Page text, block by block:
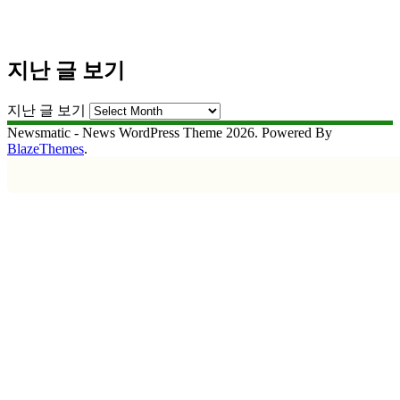
지난 글 보기
지난 글 보기
Newsmatic - News WordPress Theme 2026. Powered By
BlazeThemes.